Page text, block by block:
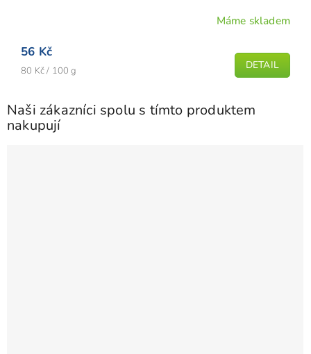
produktu
je
5
hvězdiček.
Máme skladem
56 Kč
Měrná
80 Kč / 100 g DETAIL
Naši zákazníci spolu s tímto produktem
nakupují